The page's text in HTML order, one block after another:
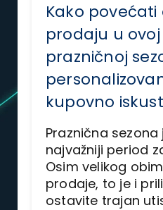
Kako povećati
prodaju u ovoj
prazničnoj
kupovno
Praznična sezona
najvažniji period
Osim velikog
prodaje, to je i
ostavite trajan